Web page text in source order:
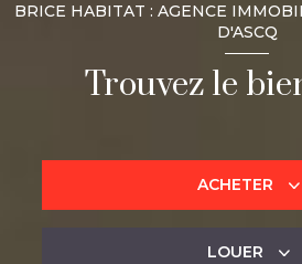
BRICE HABITAT : AGENCE
D'ASCQ
Trouvez le
ACHETER
LOUER